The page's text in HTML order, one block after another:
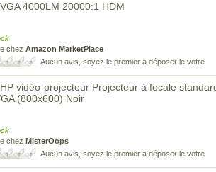
4000LM 20000:1 HDM
chez Amazon MarketPlace
Aucun avis, soyez le premier à déposer le votre
vidéo-projecteur Projecteur à focale
(800x600) Noir
chez MisterOops
Aucun avis, soyez le premier à déposer le votre